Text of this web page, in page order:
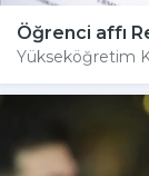
Öğrenci affı
Yükseköğretim